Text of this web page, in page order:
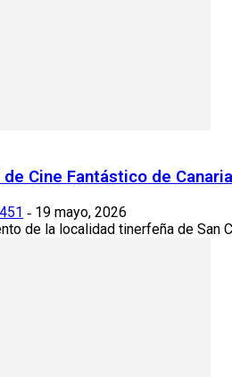
Cine Fantástico de
- 19 mayo, 2026
de la localidad tinerfeña de San